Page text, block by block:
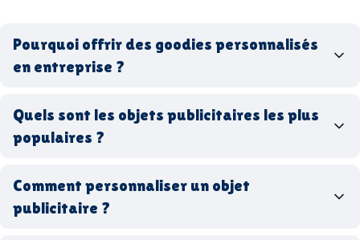
Pourquoi offrir des goodies personnalisés
en entreprise ?
Quels sont les objets publicitaires les plus
populaires ?
stylos personnalisés
tote bags publicitaires
gourdes réutilisables
Comment personnaliser un objet
publicitaire ?